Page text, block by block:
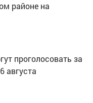
районе на
проголосовать за
августа